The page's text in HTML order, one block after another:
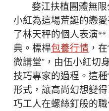
婺江扶植團體無
小紅為這場荒誕的戀
了林天秤的個人表演
典。標桿包養行情 ，
微講堂”，由伍小紅切
技巧專家的過程。這
形式，讓高尚幻想變
巧工人在螺絲釘般的